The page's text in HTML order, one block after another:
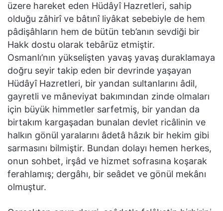
üzere hareket eden Hüdâyî Hazretleri, sahip
olduğu zâhirî ve bâtınî liyâkat sebebiyle de hem
pâdişâhların hem de bütün teb’anın sevdiği bir
Hakk dostu olarak tebârüz etmiştir.
Osmanlı’nın yükselişten yavaş yavaş duraklamaya
doğru seyir takip eden bir devrinde yaşayan
Hüdâyî Hazretleri, bir yandan sultanlarını âdil,
gayretli ve mâneviyat bakımından zinde olmaları
için büyük himmetler sarfetmiş, bir yandan da
birtakım kargaşadan bunalan devlet ricâlinin ve
halkın gönül yaralarını âdetâ hâzık bir hekim gibi
sarmasını bilmiştir. Bundan dolayı hemen herkes,
onun sohbet, irşâd ve hizmet sofrasına koşarak
ferahlamış; dergâhı, bir seâdet ve gönül mekânı
olmuştur.